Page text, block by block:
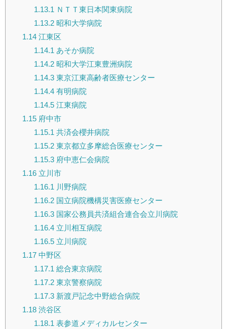
1.13.1 ＮＴＴ東日本関東病院
1.13.2昭和大学病院
1.14江東区
1.14.1 あそか病院
1.14.2昭和大学江東豊洲病院
1.14.3東京江東高齢者医療センター
1.14.4有明病院
1.14.5江東病院
1.15府中市
1.15.1 共済会櫻井病院
1.15.2東京都立多摩総合医療センター
1.15.3府中恵仁会病院
1.16立川市
1.16.1 川野病院
1.16.2国立病院機構災害医療センター
1.16.3国家公務員共済組合連合会立川病院
1.16.4立川相互病院
1.16.5立川病院
1.17中野区
1.17.1 総合東京病院
1.17.2東京警察病院
1.17.3新渡戸記念中野総合病院
1.18渋谷区
1.18.1 表参道メディカルセンター